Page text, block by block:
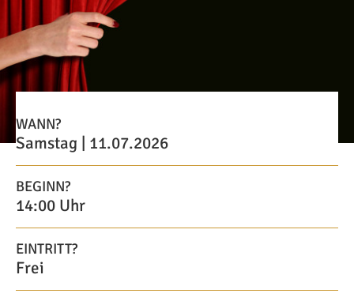
WANN?
Samstag | 11.07.2026
BEGINN?
14:00 Uhr
EINTRITT?
Frei